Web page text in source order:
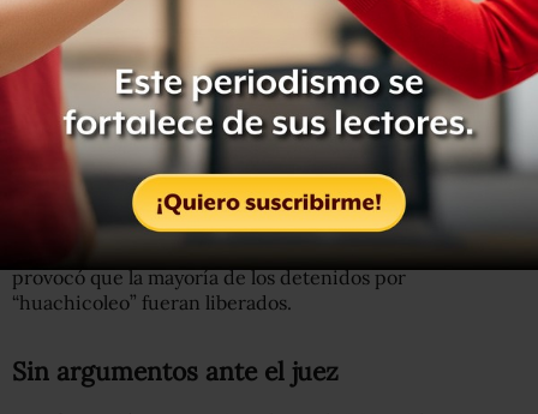
está en el Congreso. Aprovecho para hacer el exhorto, la
convocatoria, la invitación a los legisladores que ya
aprueben las reformas para que sea delito grave. Sólo se
han podido mantener alrededor de 60 presuntos
responsables o culpables del robo, ese fue el informe que
nos entregaron el día de hoy”, dijo entonces el
presidente.
Pero como los datos oficiales muestran fue la falta de
provocó que la mayoría de los detenidos por
“huachicoleo” fueran liberados.
Sin argumentos ante el juez